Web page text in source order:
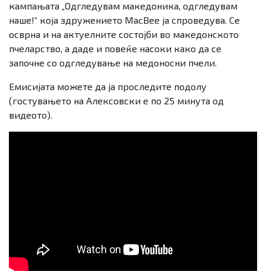
кампањата „Одгледувам македоника, одгледувам
наше!“ која здружението MacBee ја спроведува. Се
осврна и на актуелните состојби во македонското
пчеларство, а даде и повеќе насоки како да се
започне со одгледување на медоносни пчели.
Емисијата можете да ја проследите подолу
(гостувањето на Алексовски е по 25 минута од
видеото).